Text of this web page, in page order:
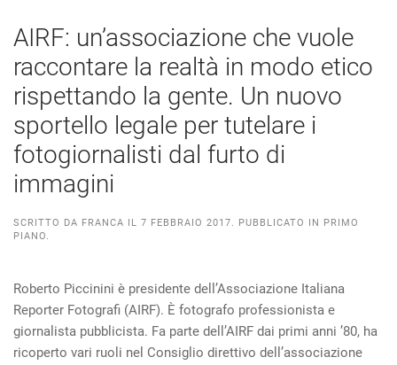
AIRF: un’associazione che vuole
raccontare la realtà in modo etico
rispettando la gente. Un nuovo
sportello legale per tutelare i
fotogiornalisti dal furto di
immagini
SCRITTO DA FRANCA IL 7 FEBBRAIO 2017. PUBBLICATO IN
PRIMO
PIANO.
Roberto Piccinini è presidente dell’Associazione Italiana
Reporter Fotografi (AIRF). È fotografo professionista e
giornalista pubblicista. Fa parte dell’AIRF dai primi anni ’80, ha
ricoperto vari ruoli nel Consiglio direttivo dell’associazione